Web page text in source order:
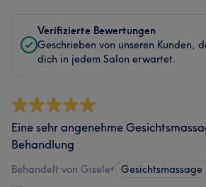
Verifizierte Bewertungen
Geschrieben von unseren Kunden,
dich in jedem Salon erwartet.
Eine sehr angenehme
Behandlung
Behandelt von Gisele• Gesichtsmassage